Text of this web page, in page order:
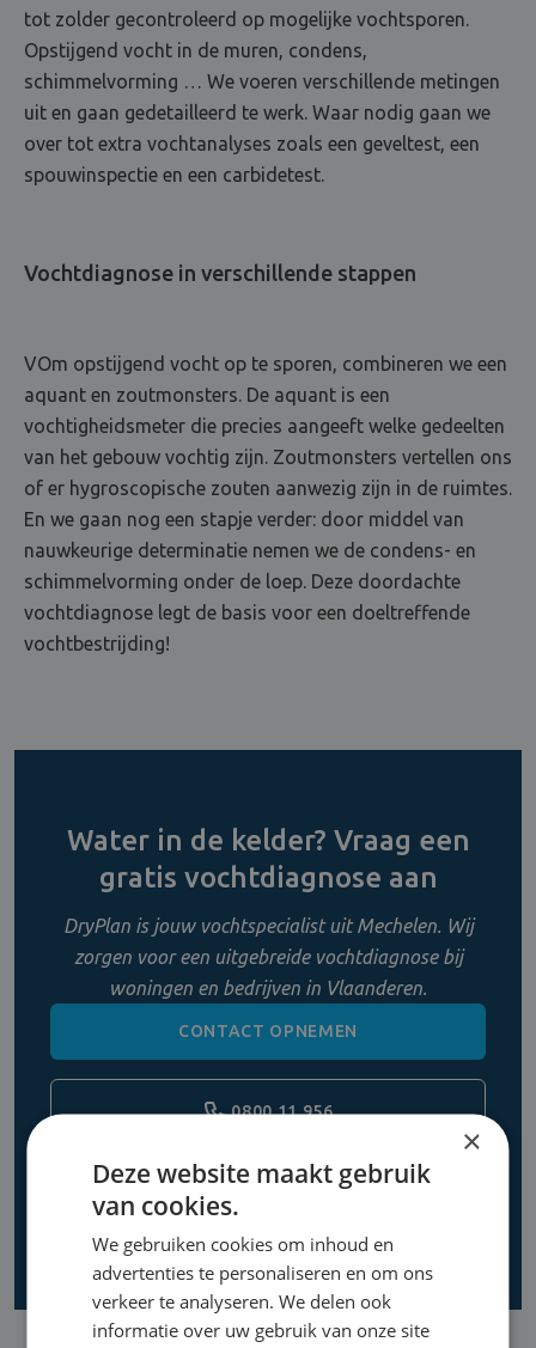
tot zolder gecontroleerd op mogelijke vochtsporen.
Opstijgend vocht in de muren, condens,
schimmelvorming … We voeren verschillende metingen
uit en gaan gedetailleerd te werk. Waar nodig gaan we
over tot extra vochtanalyses zoals een geveltest, een
spouwinspectie en een carbidetest.
Vochtdiagnose in verschillende stappen
VOm opstijgend vocht op te sporen, combineren we een
aquant en zoutmonsters. De aquant is een
vochtigheidsmeter die precies aangeeft welke gedeelten
van het gebouw vochtig zijn. Zoutmonsters vertellen ons
of er hygroscopische zouten aanwezig zijn in de ruimtes.
En we gaan nog een stapje verder: door middel van
nauwkeurige determinatie nemen we de condens- en
schimmelvorming onder de loep. Deze doordachte
vochtdiagnose legt de basis voor een doeltreffende
vochtbestrijding!
Water in de kelder? Vraag een
gratis vochtdiagnose aan
DryPlan is jouw vochtspecialist uit Mechelen. Wij
zorgen voor een uitgebreide vochtdiagnose bij
woningen en bedrijven in Vlaanderen.
CONTACT OPNEMEN
0800 11 956
×
Deze website maakt gebruik
van cookies.
We gebruiken cookies om inhoud en
advertenties te personaliseren en om ons
verkeer te analyseren. We delen ook
informatie over uw gebruik van onze site